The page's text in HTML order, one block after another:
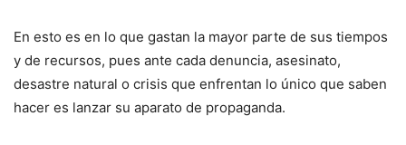
En esto es en lo que gastan la mayor parte de sus tiempos
y de recursos, pues ante cada denuncia, asesinato,
desastre natural o crisis que enfrentan lo único que saben
hacer es lanzar su aparato de propaganda.